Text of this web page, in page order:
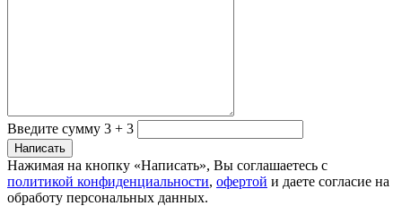
Введите сумму 3 + 3
Нажимая на кнопку «Написать», Вы соглашаетесь с
политикой конфиденциальности, офертой и даете согласие на
обработу персональных данных.